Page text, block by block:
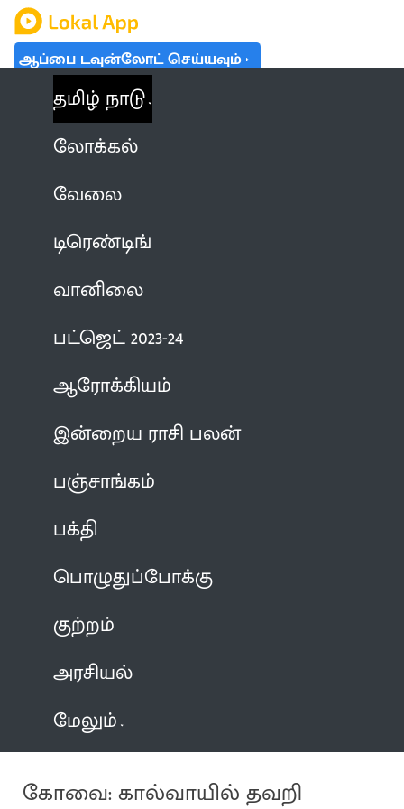
ஆப்பை டவுன்லோட் செய்யவும்
தமிழ் நாடு
லோக்கல்
வேலை
டிரெண்டிங்
வானிலை
பட்ஜெட் 2023-24
ஆரோக்கியம்
இன்றைய ராசி பலன்
பஞ்சாங்கம்
பக்தி
பொழுதுப்போக்கு
குற்றம்
அரசியல்
மேலும்
கோவை: கால்வாயில் தவறி